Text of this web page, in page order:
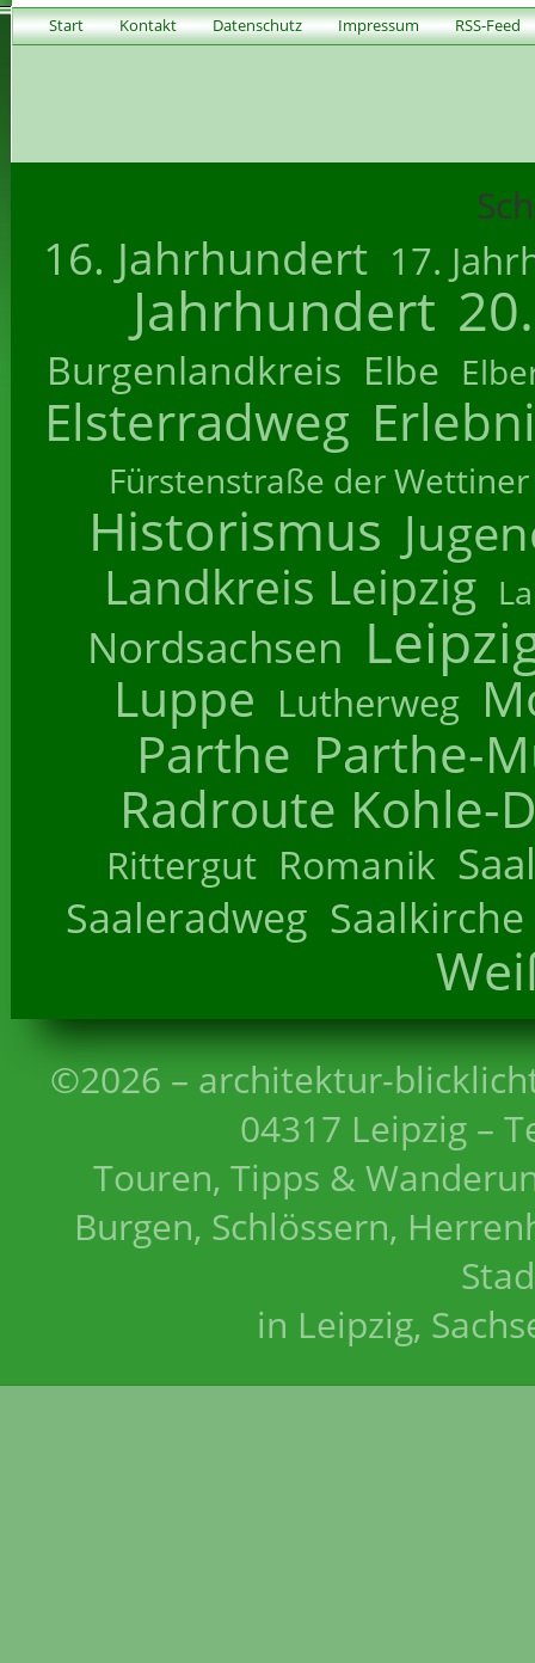
Start Kontakt Datenschutz Impressum RSS-Feed
16. Jahrhundert 17.
Jahrhundert
Burgenlandkreis Elbe
Elsterradweg
Fürstenstraße der Wettiner
Historismus
Landkreis Leipzig
Nordsachsen
Luppe Lutherweg
Parthe Parthe-
Radroute Kohle-
Rittergut Romanik
Saaleradweg Saalkirche
©2026 – architektur-
04317 Leipzig –
Touren, Tipps &
Burgen, Schlössern,
in Leipzig,